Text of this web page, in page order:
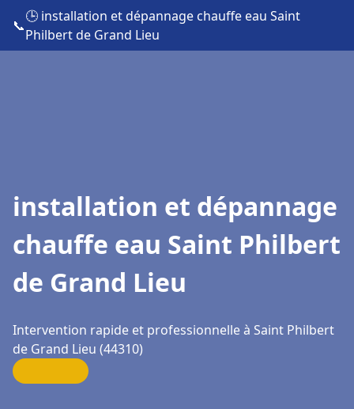
📞
🕒 installation et dépannage chauffe eau Saint
Philbert de Grand Lieu
installation et dépannage
chauffe eau Saint Philbert
de Grand Lieu
Intervention rapide et professionnelle à Saint Philbert
de Grand Lieu (44310)